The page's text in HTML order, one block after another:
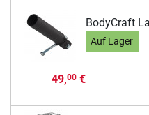
BodyCraft
Auf Lager
49,00€